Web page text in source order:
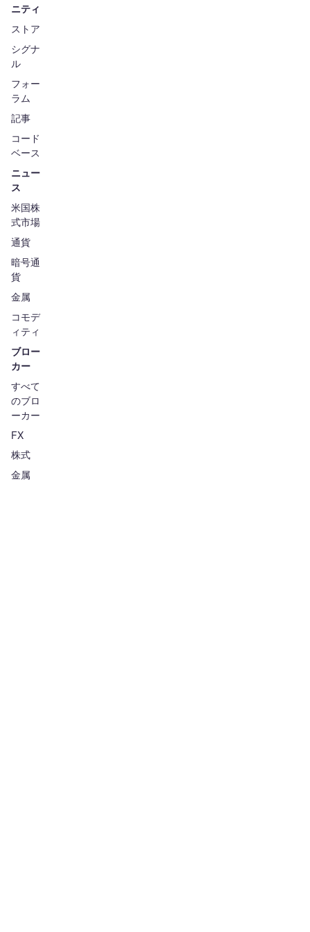
ニティ
ストア
シグナ
ル
フォー
ラム
記事
コード
ベース
ニュー
ス
米国株
式市場
通貨
暗号通
貨
金属
コモデ
ィティ
ブロー
カー
すべて
のブロ
ーカー
FX
株式
金属